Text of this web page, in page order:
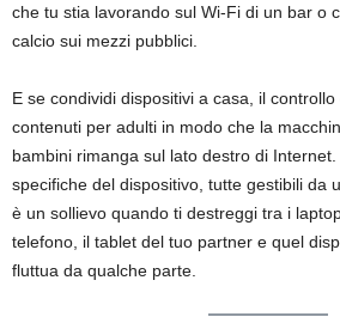
che tu stia lavorando sul Wi-Fi di un bar o
calcio sui mezzi pubblici.
E se condividi dispositivi a casa, il
contenuti per adulti in modo che la
bambini rimanga sul lato destro di
specifiche del dispositivo, tutte gestibili da
è un sollievo quando ti destreggi tra i
telefono, il tablet del tuo partner e quel
fluttua da qualche parte.